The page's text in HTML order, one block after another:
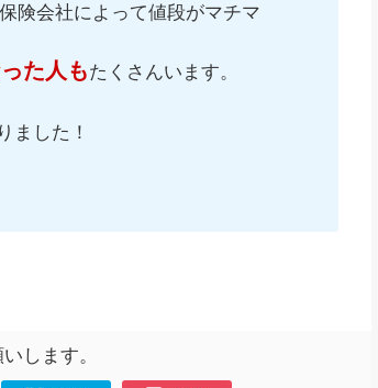
険会社によって値段がマチマ
た人もたくさんいます。
ました！
します。